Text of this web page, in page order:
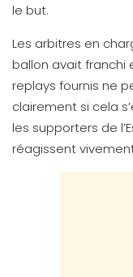
le but.
Les arbitres en
ballon avait franchi
replays fournis ne
clairement si cela
les supporters de
réagissent